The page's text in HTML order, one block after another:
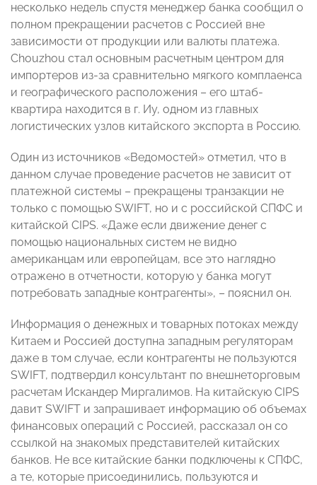
несколько недель спустя менеджер банка сообщил о
полном прекращении расчетов с Россией вне
зависимости от продукции или валюты платежа.
Chouzhou стал основным расчетным центром для
импортеров из-за сравнительно мягкого комплаенса
и географического расположения – его штаб-
квартира находится в г. Иу, одном из главных
логистических узлов китайского экспорта в Россию.
Один из источников «Ведомостей» отметил, что в
данном случае проведение расчетов не зависит от
платежной системы – прекращены транзакции не
только с помощью SWIFT, но и с российской СПФС и
китайской CIPS. «Даже если движение денег с
помощью национальных систем не видно
американцам или европейцам, все это наглядно
отражено в отчетности, которую у банка могут
потребовать западные контрагенты», – пояснил он.
Информация о денежных и товарных потоках между
Китаем и Россией доступна западным регуляторам
даже в том случае, если контрагенты не пользуются
SWIFT, подтвердил консультант по внешнеторговым
расчетам Искандер Миргалимов. На китайскую CIPS
давит SWIFT и запрашивает информацию об объемах
финансовых операций с Россией, рассказал он со
ссылкой на знакомых представителей китайских
банков. Не все китайские банки подключены к СПФС,
а те, которые присоединились, пользуются и